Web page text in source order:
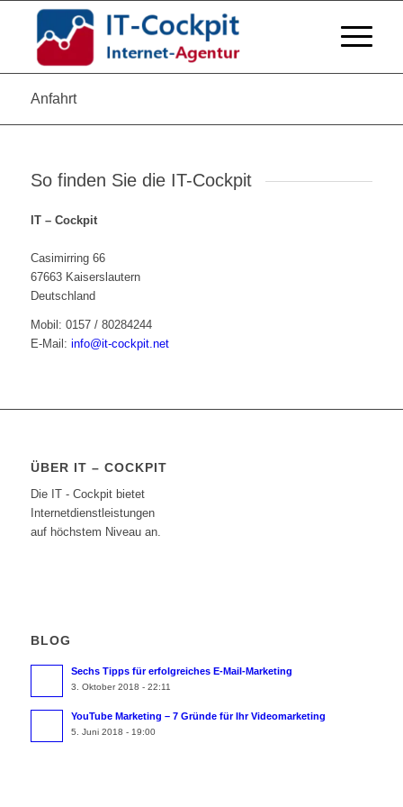
Anfahrt
So finden Sie die IT-Cockpit
IT – Cockpit
Casimirring 66
67663 Kaiserslautern
Deutschland
Mobil: 0157 / 80284244
E-Mail: info@it-cockpit.net
ÜBER IT – COCKPIT
Die IT - Cockpit bietet
Internetdienstleistungen
auf höchstem Niveau an.
BLOG
Sechs Tipps für erfolgreiches E-Mail-Marketing
3. Oktober 2018 - 22:11
YouTube Marketing – 7 Gründe für Ihr Videomarketing
5. Juni 2018 - 19:00